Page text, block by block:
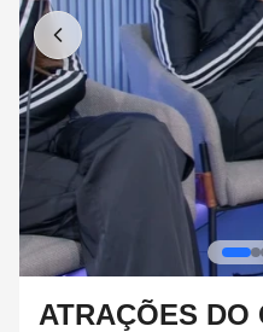
RED HOT CHILI